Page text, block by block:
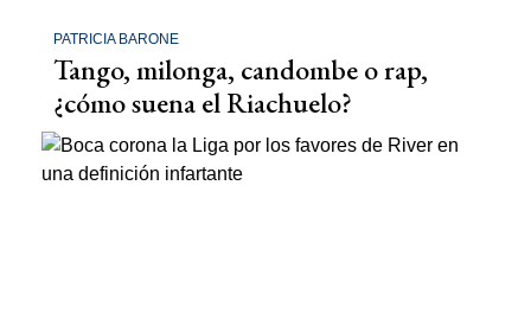
PATRICIA BARONE
Tango, milonga, candombe o rap,
¿cómo suena el Riachuelo?